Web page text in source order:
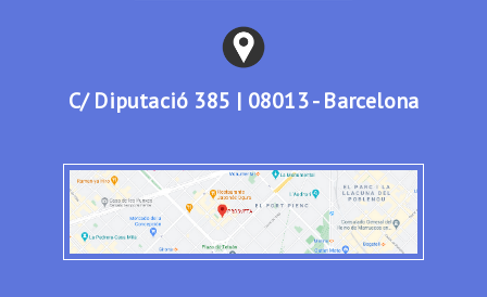
C/ Diputació 385 | 08013 - Barcelona